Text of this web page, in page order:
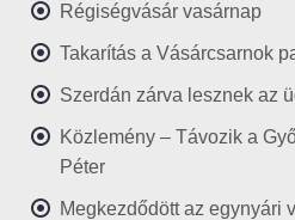
Régiségvásár vasárnap
Takarítás a Vásárcsarnok
Szerdán zárva lesznek az
Közlemény – Távozik a
Péter
Megkezdődött az egynyári